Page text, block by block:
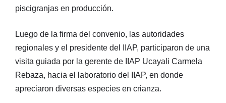
piscigranjas en producción.
Luego de la firma del convenio, las autoridades
regionales y el presidente del IIAP, participaron de una
visita guiada por la gerente de IIAP Ucayali Carmela
Rebaza, hacia el laboratorio del IIAP, en donde
apreciaron diversas especies en crianza.